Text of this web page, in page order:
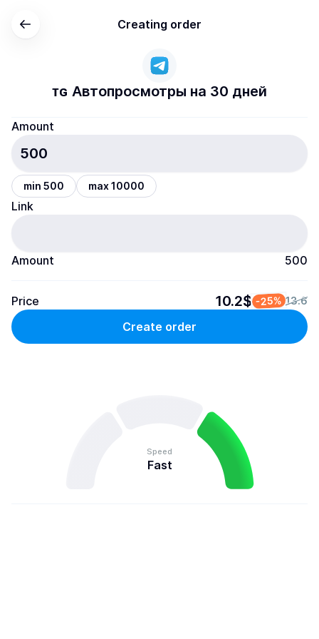
Creating order
ᴛɢ Автопросмотры на 30 дней
Amount
min 500 max 10000
Link
Amount 500
Price 10.2$ -25% 13.6
Create order
Speed
Fast